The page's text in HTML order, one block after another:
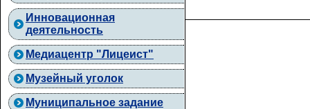
Инновационная
деятельность
Медиацентр "Лицеист"
Музейный уголок
Муниципальное задание